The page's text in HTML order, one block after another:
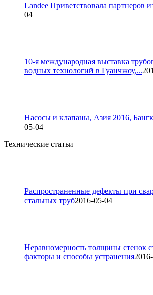
Landee Приветствовала партнеров
04
10-я международная выставка
водных технологий в Гуанчжоу,...
Насосы и клапаны, Азия 2016,
05-04
Технические статьи
Распространенные дефекты при
стальных труб2016-05-04
Неравномерность толщины стенок
факторы и способы устранения